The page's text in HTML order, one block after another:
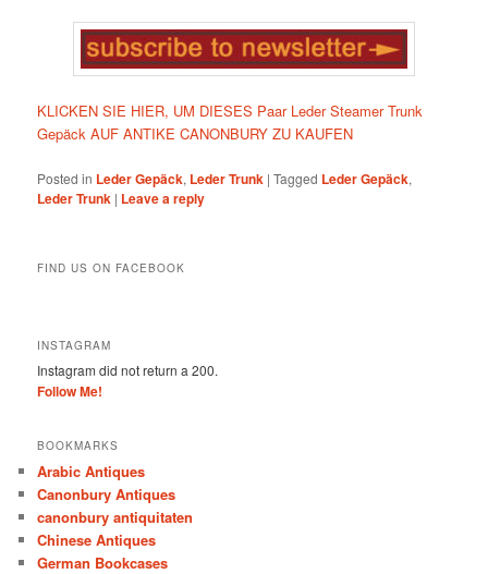
KLICKEN SIE HIER, UM DIESES Paar Leder Steamer Trunk
Gepäck AUF ANTIKE CANONBURY ZU KAUFEN
Posted in Leder Gepäck, Leder Trunk |Tagged Leder Gepäck,
Leder Trunk | Leave a reply
FIND US ON FACEBOOK
INSTAGRAM
Instagram did not return a 200.
Follow Me!
BOOKMARKS
Arabic Antiques
Canonbury Antiques
canonbury antiquitaten
Chinese Antiques
German Bookcases